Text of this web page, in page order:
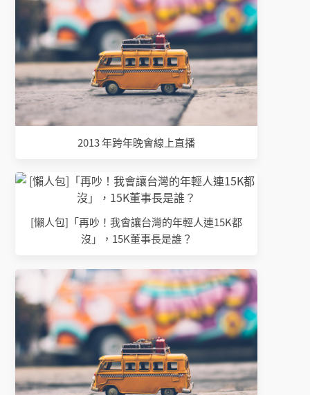
2013 年跨年晚會線上直播
[懶人包]「再吵！我會讓台灣的年輕人連15K都
沒」，15K董事長是誰？